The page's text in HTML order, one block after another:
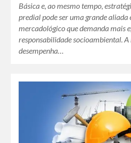
Básica e, ao mesmo tempo,
predial pode ser uma grande
mercadológico que demanda mais
responsabilidade socioambiental.
desempenha…